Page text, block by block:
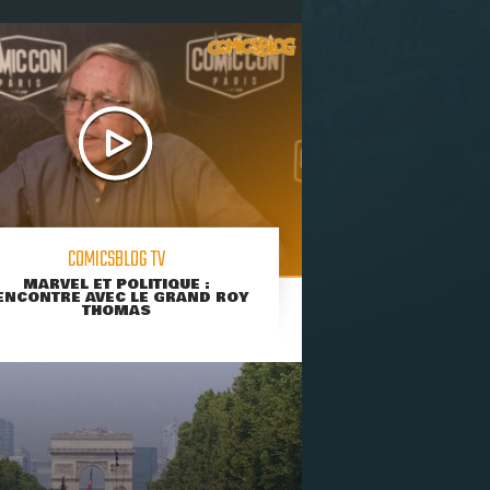
COMICSBLOG TV
MARVEL ET POLITIQUE :
AVEC LE GRAND ROY
THOMAS